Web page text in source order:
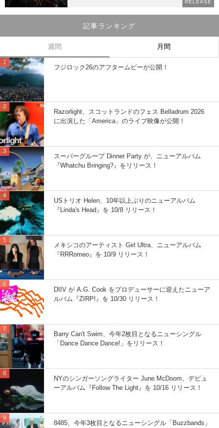
RELEASE
記事ランキング
週間 月間
フジロック26のアフタームビーが公開！
Razorlight、スコットランドのフェス Belladrum 2026
に出演した「America」のライブ映像が公開！
スーパーグループ Dinner Party が、ニューアルバム
『Whatchu Bringing?』をリリース！
USトリオ Helen、10年以上ぶりのニューアルバム
『Linda's Head』を 10/8 リリース！
メキシコのアーティスト Girl Ultra、ニューアルバム
『RRRomeo』を 10/9 リリース！
DIIV が A.G. Cook をプロデューサーに迎えたニューア
ルバム『ZIRP!』を 10/30 リリース！
Barry Can't Swim、今年2枚目となるニューシングル
「Dance Dance Dance!」をリリース！
NYのシンガーソングライター June McDoom、デビュ
ーアルバム『Follow The Light』を 10/16 リリース！
8485、今年3枚目となるニューシングル「Buzzbands」